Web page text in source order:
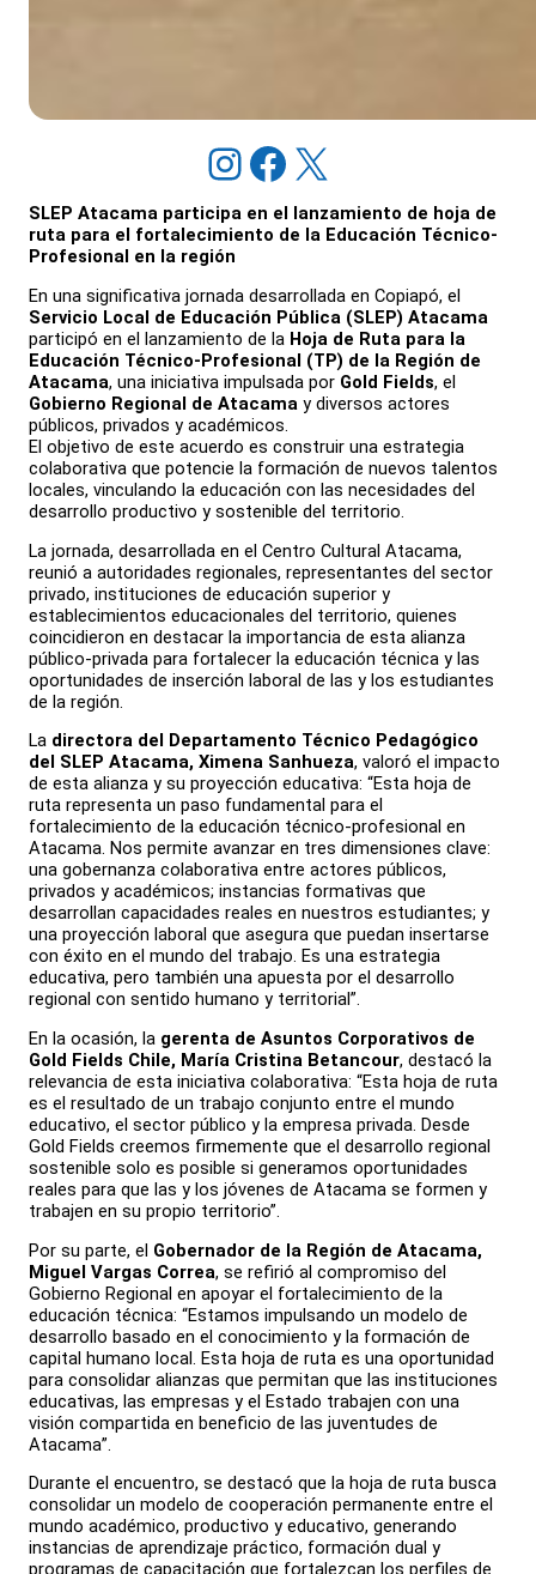
Instagram Facebook X
SLEP Atacama participa en el lanzamiento de hoja de
ruta para el fortalecimiento de la Educación Técnico-
Profesional en la región
En una significativa jornada desarrollada en Copiapó, el
Servicio Local de Educación Pública (SLEP) Atacama
participó en el lanzamiento de la Hoja de Ruta para la
Educación Técnico-Profesional (TP) de la Región de
Atacama, una iniciativa impulsada por Gold Fields, el
Gobierno Regional de Atacama y diversos actores
públicos, privados y académicos.
El objetivo de este acuerdo es construir una estrategia
colaborativa que potencie la formación de nuevos talentos
locales, vinculando la educación con las necesidades del
desarrollo productivo y sostenible del territorio.
La jornada, desarrollada en el Centro Cultural Atacama,
reunió a autoridades regionales, representantes del sector
privado, instituciones de educación superior y
establecimientos educacionales del territorio, quienes
coincidieron en destacar la importancia de esta alianza
público-privada para fortalecer la educación técnica y las
oportunidades de inserción laboral de las y los estudiantes
de la región.
La directora del Departamento Técnico Pedagógico
del SLEP Atacama, Ximena Sanhueza, valoró el impacto
de esta alianza y su proyección educativa: “Esta hoja de
ruta representa un paso fundamental para el
fortalecimiento de la educación técnico-profesional en
Atacama. Nos permite avanzar en tres dimensiones clave:
una gobernanza colaborativa entre actores públicos,
privados y académicos; instancias formativas que
desarrollan capacidades reales en nuestros estudiantes; y
una proyección laboral que asegura que puedan insertarse
con éxito en el mundo del trabajo. Es una estrategia
educativa, pero también una apuesta por el desarrollo
regional con sentido humano y territorial”.
En la ocasión, la gerenta de Asuntos Corporativos de
Gold Fields Chile, María Cristina Betancour, destacó la
relevancia de esta iniciativa colaborativa: “Esta hoja de ruta
es el resultado de un trabajo conjunto entre el mundo
educativo, el sector público y la empresa privada. Desde
Gold Fields creemos firmemente que el desarrollo regional
sostenible solo es posible si generamos oportunidades
reales para que las y los jóvenes de Atacama se formen y
trabajen en su propio territorio”.
Por su parte, el Gobernador de la Región de Atacama,
Miguel Vargas Correa, se refirió al compromiso del
Gobierno Regional en apoyar el fortalecimiento de la
educación técnica: “Estamos impulsando un modelo de
desarrollo basado en el conocimiento y la formación de
capital humano local. Esta hoja de ruta es una oportunidad
para consolidar alianzas que permitan que las instituciones
educativas, las empresas y el Estado trabajen con una
visión compartida en beneficio de las juventudes de
Atacama”.
Durante el encuentro, se destacó que la hoja de ruta busca
consolidar un modelo de cooperación permanente entre el
mundo académico, productivo y educativo, generando
instancias de aprendizaje práctico, formación dual y